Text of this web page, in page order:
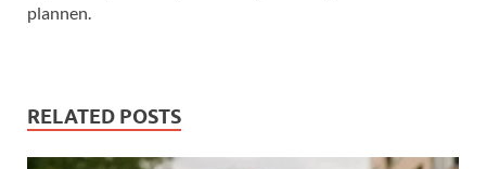
plannen.
RELATED POSTS